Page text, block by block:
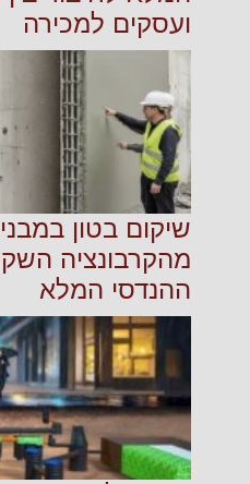
ועסקים למכירה
שיקום בטון
מהקרבונציה
ההנדסי המלא